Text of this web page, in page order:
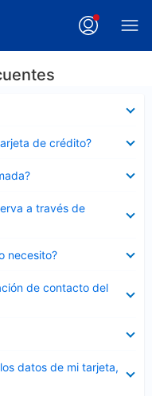
de crédito?
a través de
necesito?
de contacto del
datos de mi tarjeta,